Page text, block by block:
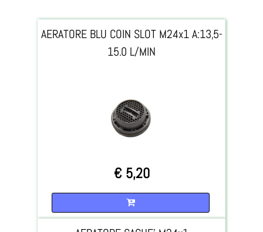
AERATORE BLU COIN SLOT M24x1 A:13,5-
15.0 L/MIN
€ 5,20